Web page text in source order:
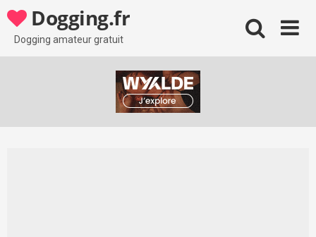
to
content
Dogging.fr
Dogging amateur gratuit